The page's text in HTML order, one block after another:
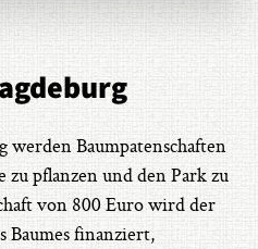
werden Baumpatenschaften
zu pflanzen und den Park zu
von 800 Euro wird der
Baumes finanziert,